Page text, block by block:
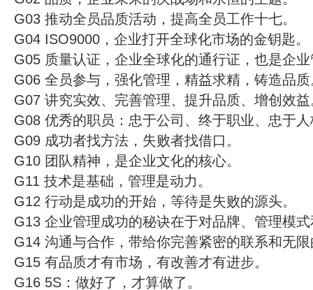
G03 推动全员品质活动，提高全员工作十七。
G04 ISO9000，企业打开全球化市场的金钥匙。
G05 质量认证，企业全球化的通行证，也是企
G06 全员参与，强化管理，精益求精，铸造品质
G07 讲究实效、完善管理、提升品质、增创效益
G08 优秀的职员：忠于公司、终于职业、忠于
G09 成功者找方法，失败者找借口。
G10 团队精神，是企业文化的核心。
G11 技术是基础，管理是动力。
G12 行动是成功的开始，等待是失败的源头。
G13 企业管理成功的秘诀在于对品牌、管理模
G14 沟通与合作，带给你完善紧密的联系和无
G15 有品质才有市场，有改善才有进步。
G16 5S：做好了，才算做了。